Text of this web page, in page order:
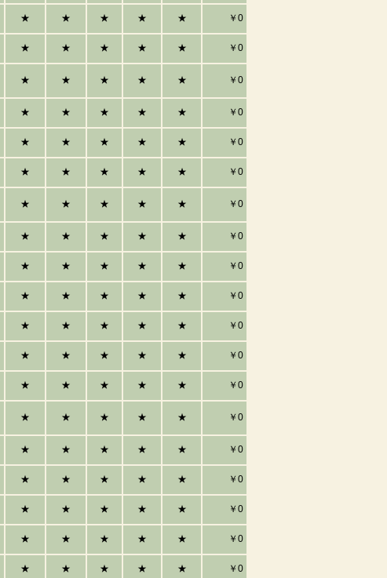
★ ★ ★ ★ ★ ￥0
★ ★ ★ ★ ★ ￥0
★ ★ ★ ★ ★ ￥0
★ ★ ★ ★ ★ ￥0
★ ★ ★ ★ ★ ￥0
★ ★ ★ ★ ★ ￥0
★ ★ ★ ★ ★ ￥0
★ ★ ★ ★ ★ ￥0
★ ★ ★ ★ ★ ￥0
★ ★ ★ ★ ★ ￥0
★ ★ ★ ★ ★ ￥0
★ ★ ★ ★ ★ ￥0
★ ★ ★ ★ ★ ￥0
★ ★ ★ ★ ★ ￥0
★ ★ ★ ★ ★ ￥0
★ ★ ★ ★ ★ ￥0
★ ★ ★ ★ ★ ￥0
★ ★ ★ ★ ★ ￥0
★ ★ ★ ★ ★ ￥0